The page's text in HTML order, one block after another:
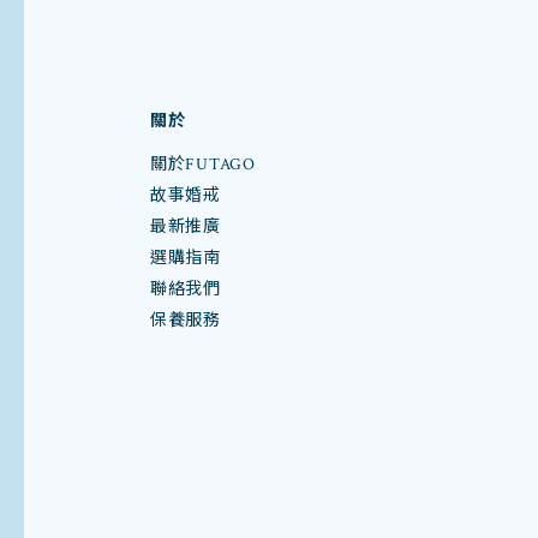
關於
關於FUTAGO
故事婚戒
最新推廣
選購指南
聯絡我們
保養服務